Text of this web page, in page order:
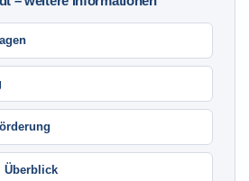
Überblick